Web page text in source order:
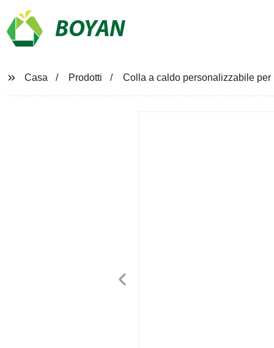
BOYAN
Casa Prodotti Colla a caldo personalizzabile